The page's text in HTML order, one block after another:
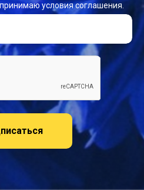
условия соглашения.